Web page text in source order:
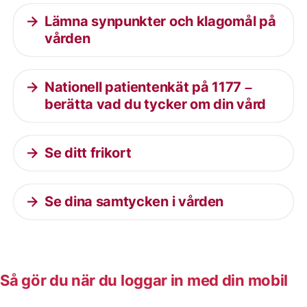
Lämna synpunkter och klagomål på
vården
Nationell patientenkät på 1177 –
berätta vad du tycker om din vård
Se ditt frikort
Se dina samtycken i vården
Så gör du när du loggar in med din mobil